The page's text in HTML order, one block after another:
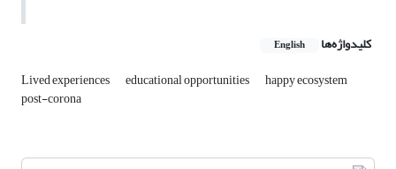
کلیدواژه‌ها English
Lived experiences educational opportunities happy ecosystem
post-corona